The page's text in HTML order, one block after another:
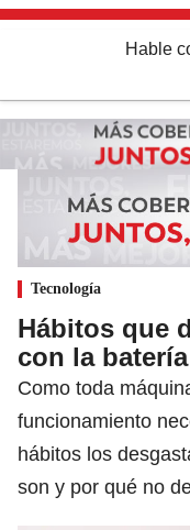
Hable
Tecnología
Hábitos que
con la
Como toda
funcionamiento
hábitos los
son y por qué no